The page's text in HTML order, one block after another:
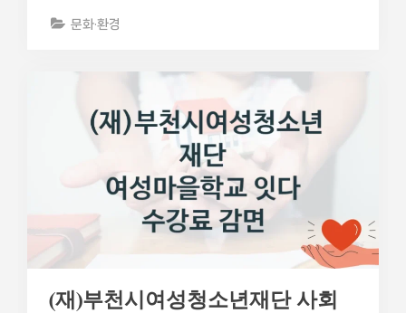
문화·환경
(재)부천시여성청소년재단 사회